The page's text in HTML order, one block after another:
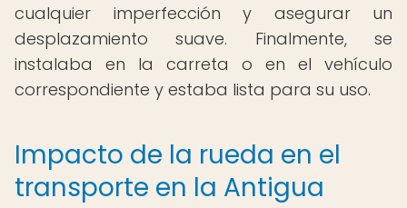
cualquier imperfección y asegurar un
desplazamiento suave. Finalmente, se
instalaba en la carreta o en el vehículo
correspondiente y estaba lista para su uso.
Impacto de la rueda en el
transporte en la Antigua